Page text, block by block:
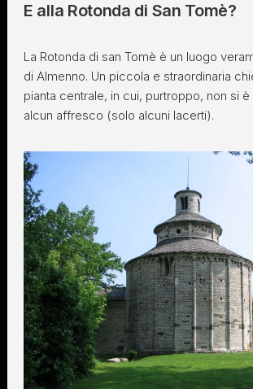
E alla Rotonda di San Tomè?
La Rotonda di san Tomè è un luogo
di Almenno. Un piccola e straordinaria
pianta centrale, in cui, purtroppo, non si
alcun affresco (solo alcuni lacerti).